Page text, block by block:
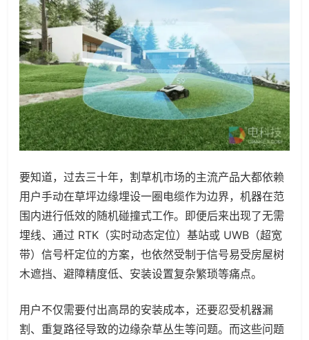
要知道，过去三十年，割草机市场的主流产品大都依赖
用户手动在草坪边缘埋设一圈电缆作为边界，机器在范
围内进行低效的随机碰撞式工作。即便后来出现了无需
埋线、通过 RTK（实时动态定位）基站或 UWB（超宽
带）信号杆定位的方案，也依然受制于信号易受房屋树
木遮挡、避障精度低、安装设置复杂繁琐等痛点。
用户不仅需要付出高昂的安装成本，还要忍受机器漏
割、重复路径导致的边缘杂草丛生等问题。而这些问题